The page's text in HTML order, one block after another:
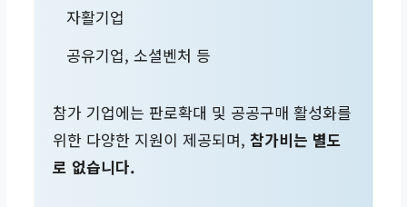
자활기업
공유기업, 소셜벤처 등
참가 기업에는 판로확대 및 공공구매 활성화를
위한 다양한 지원이 제공되며, 참가비는 별도
로 없습니다.